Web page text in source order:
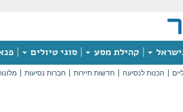
קהילת מסע סוגי טיולים
הכנות לנסיעה חדשות תיירות חברות נסיעות